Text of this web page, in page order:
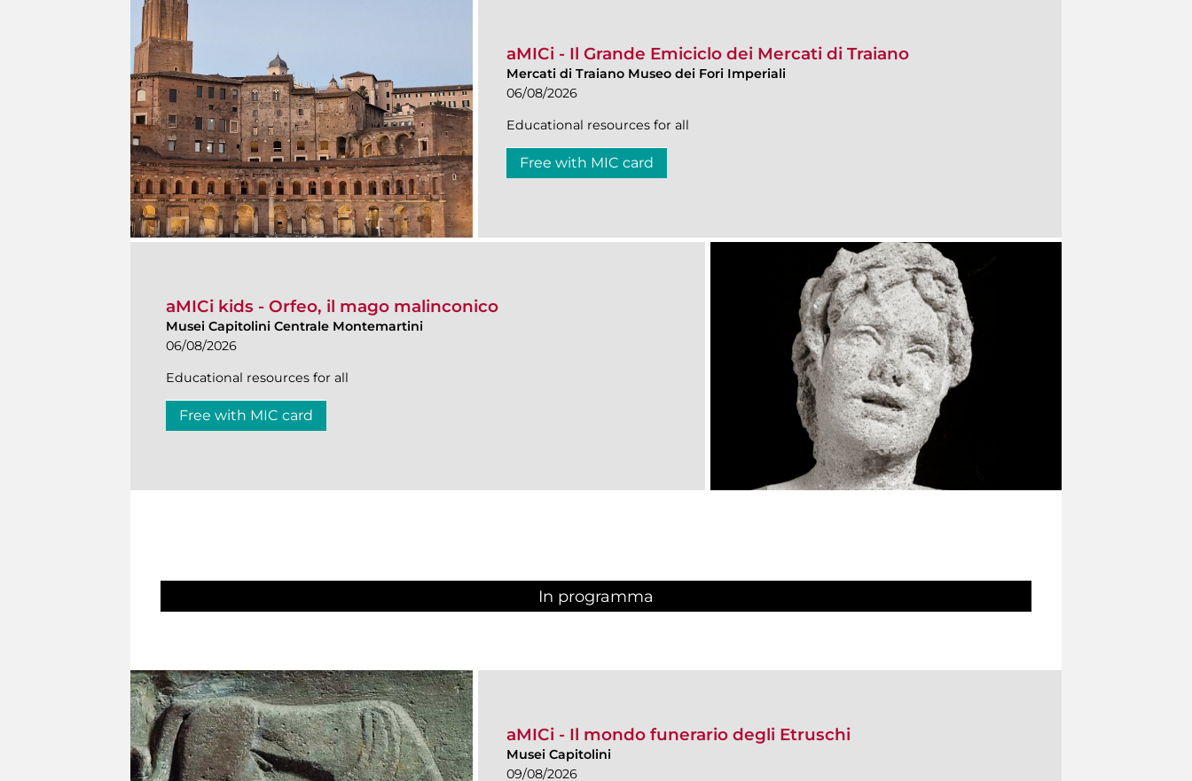
aMICi - Il Grande Emiciclo dei Mercati di Traiano
Mercati di Traiano Museo dei Fori Imperiali
06/08/2026
Educational resources for all
Free with MIC card
aMICi kids - Orfeo, il mago malinconico
Musei Capitolini Centrale Montemartini
06/08/2026
Educational resources for all
Free with MIC card
In programma
aMICi - Il mondo funerario degli Etruschi
Musei Capitolini
09/08/2026